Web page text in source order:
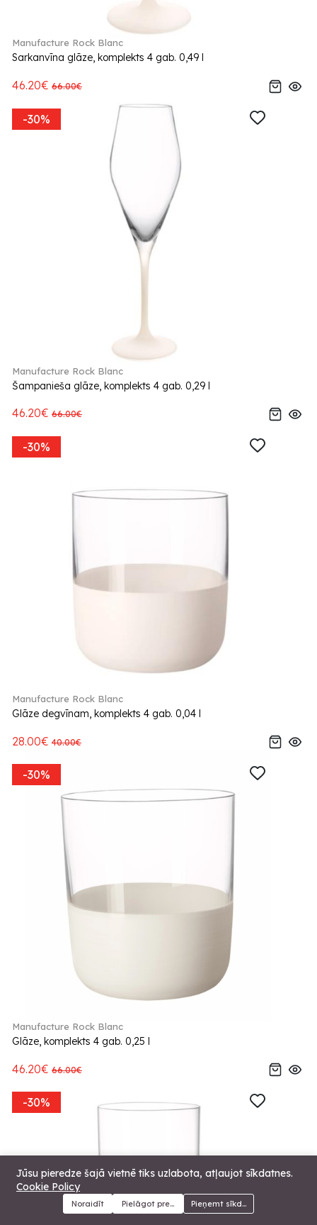
Menu Kategorijas Meklēt Grozs
Manufacture Rock Blanc
Sarkanvīna glāze, komplekts 4 gab. 0,49 l
46.20€ 66.00€
-30%
Manufacture Rock Blanc
Šampanieša glāze, komplekts 4 gab. 0,29 l
46.20€ 66.00€
-30%
Manufacture Rock Blanc
Glāze degvīnam, komplekts 4 gab. 0,04 l
28.00€ 40.00€
-30%
Manufacture Rock Blanc
Glāze, komplekts 4 gab. 0,25 l
46.20€ 66.00€
-30%
Jūsu pieredze šajā vietnē tiks uzlabota, atļaujot sīkdatnes.
Cookie Policy
Noraidīt Pielāgot preferencesPieņemt sīkdatnes